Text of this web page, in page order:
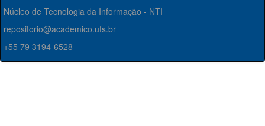
Núcleo de Tecnologia da Informação - NTI
repositorio@academico.ufs.br
+55 79 3194-6528